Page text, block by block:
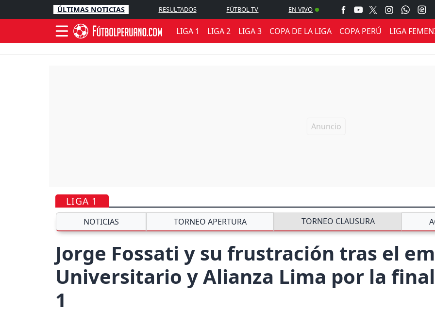
ÚLTIMAS NOTICIAS RESULTADOS FÚTBOL TV EN VIVO
LIGA 1 LIGA 2 LIGA 3 COPA DE LA LIGA COPA PERÚ LIGA
LIGA 1
NOTICIAS TORNEO APERTURA TORNEO CLAUSURA
Jorge Fossati y su frustración tras el
Universitario y Alianza Lima por la
1